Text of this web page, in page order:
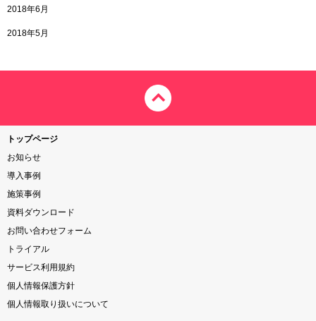
2018年6月
2018年5月
トップページ
お知らせ
導入事例
施策事例
資料ダウンロード
お問い合わせフォーム
トライアル
サービス利用規約
個人情報保護方針
個人情報取り扱いについて